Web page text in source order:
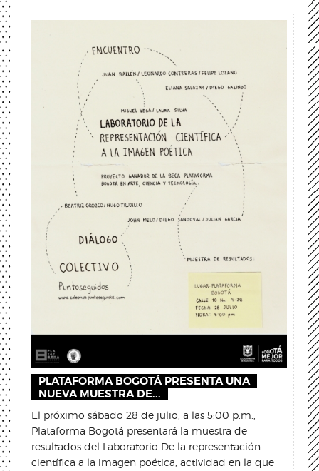
PLATAFORMA BOGOTÁ PRESENTA UNA
NUEVA MUESTRA DE...
El próximo sábado 28 de julio, a las 5:00 p.m.,
Plataforma Bogotá presentará la muestra de
resultados del Laboratorio De la representación
científica a la imagen poética, actividad en la que